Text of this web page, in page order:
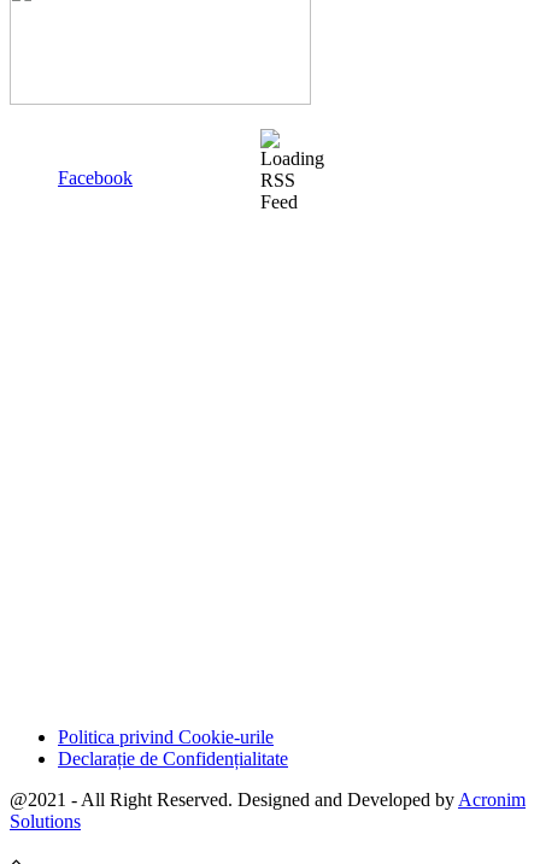
Facebook
Politica privind Cookie-urile
Declarație de Confidențialitate
@2021 - All Right Reserved. Designed and Developed byAcronim
Solutions